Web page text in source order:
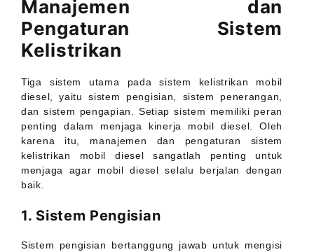
Manajemen dan
Pengaturan Sistem
Kelistrikan
Tiga sistem utama pada sistem kelistrikan mobil
diesel, yaitu sistem pengisian, sistem penerangan,
dan sistem pengapian. Setiap sistem memiliki peran
penting dalam menjaga kinerja mobil diesel. Oleh
karena itu, manajemen dan pengaturan sistem
kelistrikan mobil diesel sangatlah penting untuk
menjaga agar mobil diesel selalu berjalan dengan
baik.
1. Sistem Pengisian
Sistem pengisian bertanggung jawab untuk mengisi